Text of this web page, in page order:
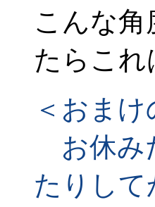
こんな
たらこ
＜おま
お休み
たりし